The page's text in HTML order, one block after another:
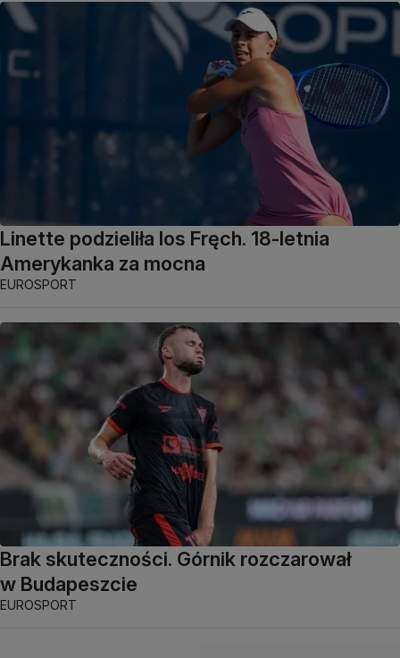
Linette podzieliła los Fręch. 18-letnia
Amerykanka za mocna
EUROSPORT
Brak skuteczności. Górnik rozczarował
w Budapeszcie
EUROSPORT